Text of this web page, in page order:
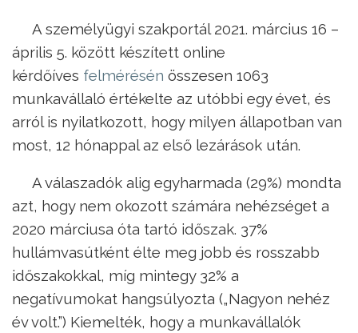
A személyügyi szakportál 2021. március 16 –
április 5. között készített online
kérdőíves felmérésén összesen 1063
munkavállaló értékelte az utóbbi egy évet, és
arról is nyilatkozott, hogy milyen állapotban van
most, 12 hónappal az első lezárások után.
A válaszadók alig egyharmada (29%) mondta
azt, hogy nem okozott számára nehézséget a
2020 márciusa óta tartó időszak. 37%
hullámvasútként élte meg jobb és rosszabb
időszakokkal, míg mintegy 32% a
negatívumokat hangsúlyozta („Nagyon nehéz
év volt.”) Kiemelték, hogy a munkavállalók